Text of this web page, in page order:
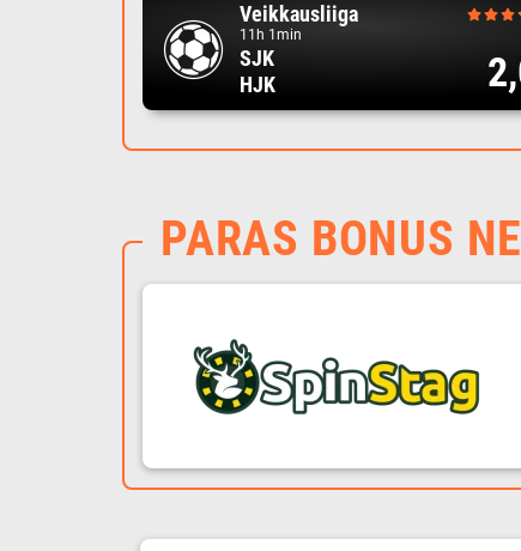
Veikkausliiga
11h 1min
SJK
HJK
PARAS BONUS